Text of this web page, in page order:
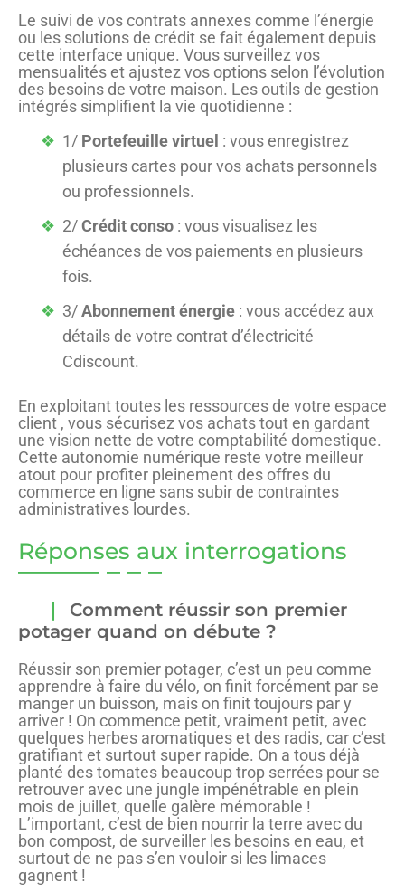
Le suivi de vos contrats annexes comme l’énergie
ou les solutions de crédit se fait également depuis
cette interface unique. Vous surveillez vos
mensualités et ajustez vos options selon l’évolution
des besoins de votre maison. Les outils de gestion
intégrés simplifient la vie quotidienne :
1/ Portefeuille virtuel : vous enregistrez
plusieurs cartes pour vos achats personnels
ou professionnels.
2/Crédit conso : vous visualisez les
échéances de vos paiements en plusieurs
fois.
3/Abonnement énergie : vous accédez aux
détails de votre contrat d’électricité
Cdiscount.
En exploitant toutes les ressources de votre espace
client , vous sécurisez vos achats tout en gardant
une vision nette de votre comptabilité domestique.
Cette autonomie numérique reste votre meilleur
atout pour profiter pleinement des offres du
commerce en ligne sans subir de contraintes
administratives lourdes.
Réponses aux interrogations
Comment réussir son premier
potager quand on débute ?
Réussir son premier potager, c’est un peu comme
apprendre à faire du vélo, on finit forcément par se
manger un buisson, mais on finit toujours par y
arriver ! On commence petit, vraiment petit, avec
quelques herbes aromatiques et des radis, car c’est
gratifiant et surtout super rapide. On a tous déjà
planté des tomates beaucoup trop serrées pour se
retrouver avec une jungle impénétrable en plein
mois de juillet, quelle galère mémorable !
L’important, c’est de bien nourrir la terre avec du
bon compost, de surveiller les besoins en eau, et
surtout de ne pas s’en vouloir si les limaces
gagnent !